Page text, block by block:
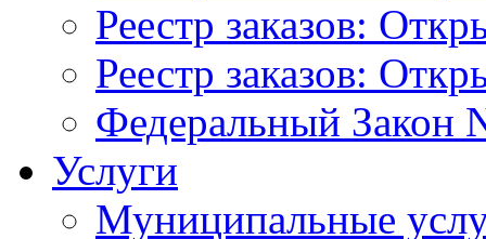
Реестр заказов:
Реестр заказов:
Федеральный Закон
Услуги
Муниципальные